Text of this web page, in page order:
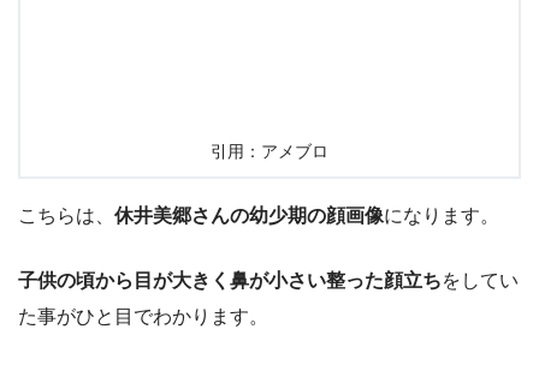
引用：アメブロ
こちらは、 休井美郷さんの幼少期の顔画像になります。
子供の頃から目が大きく鼻が小さい整った顔立ちをしてい
た事がひと目でわかります。